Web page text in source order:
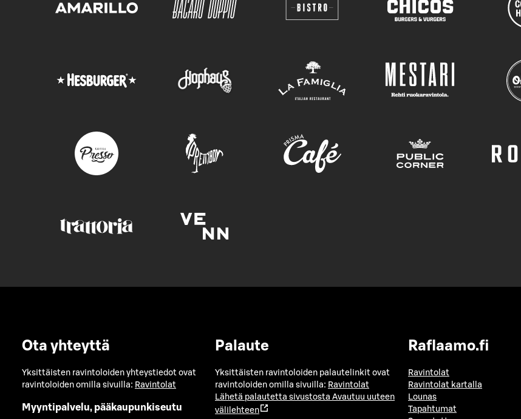
Ota yhteyttä
Yksittäisten ravintoloiden yhteystiedot ovat
ravintoloiden omilla sivuilla: Ravintolat
Myyntipalvelu, pääkaupunkiseutu
Palaute
Yksittäisten ravintoloiden palautelinkit ovat
ravintoloiden omilla sivuilla: Ravintolat
Lähetä palautetta sivustosta Avautuu uuteen
välilehteen
Raflaamo.fi
Ravintolat
Ravintolat kartalla
Lounas
Tapahtumat